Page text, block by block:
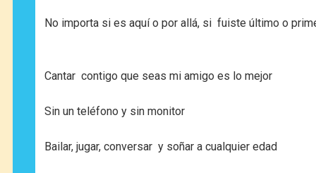
No importa si es aquí o por allá, si fuiste último o
Cantar contigo que seas mi amigo es lo mejor
Sin un teléfono y sin monitor
Bailar, jugar, conversar y soñar a cualquier edad